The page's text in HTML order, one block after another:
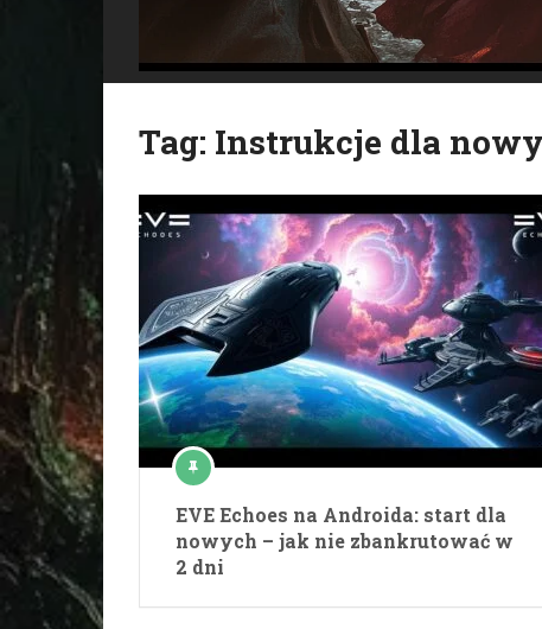
Tag: Instrukcje dla
EVE Echoes na Androida: start dla
nowych – jak nie zbankrutować w
2 dni